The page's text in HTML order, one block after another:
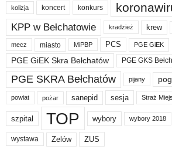
kolizja koncert konkurs
KPP w Bełchatowie kradzież krew
mecz miasto MiPBP PCS PGE GiEK
PGE GiEK Skra Bełchatów PGE GKS
PGE SKRA Bełchatów pijany
powiat pożar sanepid sesja Straż
szpital TOP wybory wybory 2018
wystawa Zelów ZUS